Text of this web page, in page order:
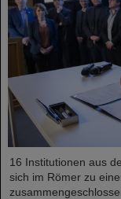
16 Institutionen aus
sich im Römer zu